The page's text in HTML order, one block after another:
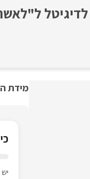
לדיגיטל
מידת
יש לך 0 מתוך